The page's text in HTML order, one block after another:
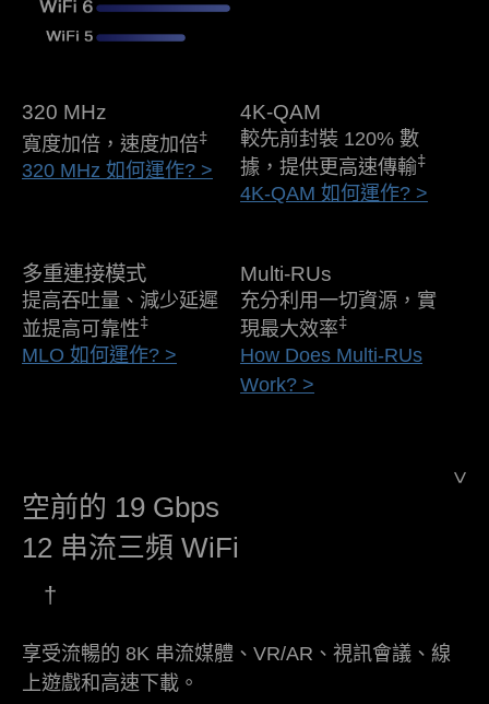
320 MHz
寬度加倍，速度加倍‡
320 MHz 如何運作? >
4K-QAM
較先前封裝 120% 數
據，提供更高速傳輸‡
4K-QAM 如何運作? >
多重連接模式
提高吞吐量、減少延遲
並提高可靠性‡
MLO 如何運作? >
Multi-RUs
充分利用一切資源，實
現最大效率‡
How Does Multi-RUs
Work? >
空前的 19 Gbps
12 串流三頻 WiFi
†
享受流暢的 8K 串流媒體、VR/AR、視訊會議、線
上遊戲和高速下載。